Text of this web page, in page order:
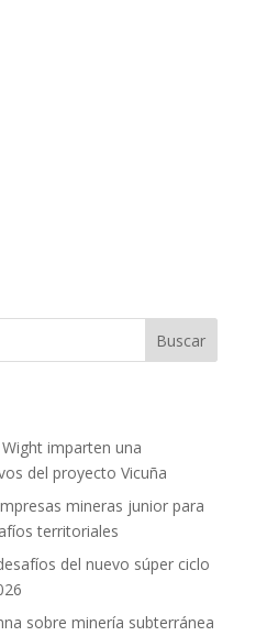
Buscar
imparten una
del proyecto Vicuña
mineras junior para
territoriales
del nuevo súper ciclo
sobre minería subterránea